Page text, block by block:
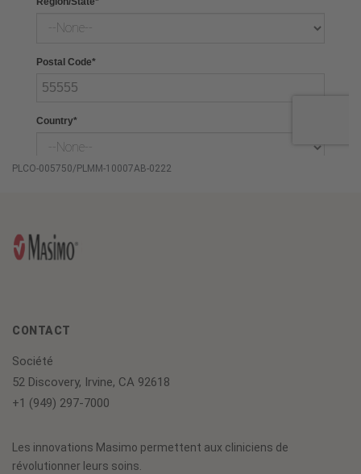
PLCO-005750/PLMM-10007AB-0222
CONTACT
Société
52 Discovery, Irvine, CA 92618
+1 (949) 297-7000
Les innovations Masimo permettent aux cliniciens de
révolutionner leurs soins.